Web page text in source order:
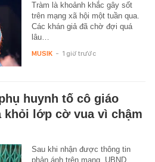
Tràm là khoảnh khắc gây sốt
trên mạng xã hội một tuần qua.
Các khán giả đã chờ đợi quá
lâu…
MUSIK - 1 giờ trước
huynh tố cô giáo
khỏi lớp cờ vua vì chậm
Sau khi nhận được thông tin
phản ánh trên mạng, UBND